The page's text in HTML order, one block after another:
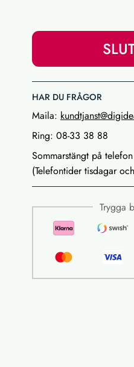
HAR DU FRÅGOR
Maila:
Ring: 08-33 38 88
Sommarstängt på
(Telefontider tisdagar
Trygga